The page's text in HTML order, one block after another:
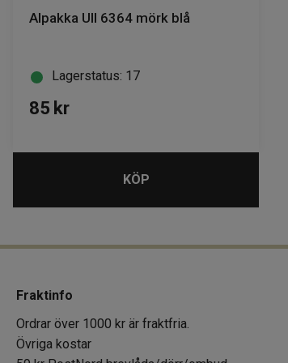
Alpakka Ull 6364 mörk blå
Lagerstatus: 17
85 kr
KÖP
Fraktinfo
Ordrar över 1000 kr är fraktfria.
Övriga kostar